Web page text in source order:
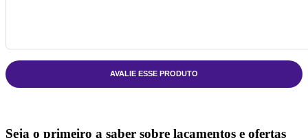
AVALIE ESSE PRODUTO
Seja o primeiro a saber sobre laçamentos e ofertas